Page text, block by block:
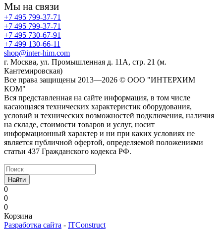
Мы на связи
+7 495 799-37-71
+7 495 799-37-71
+7 495 730-67-91
+7 499 130-66-11
shop@inter-him.com
г. Москва, ул. Промышленная д. 11А, стр. 21 (м.
Кантемировская)
Все права защищены 2013—2026 © OOO "ИНТЕРХИМ
КОМ"
Вся представленная на сайте информация, в том числе
касающаяся технических характеристик оборудования,
условий и технических возможностей подключения, наличия
на складе, стоимости товаров и услуг, носит
информационный характер и ни при каких условиях не
является публичной офертой, определяемой положениями
статьи 437 Гражданского кодекса РФ.
Найти
0
0
0
Корзина
Разработка сайта - ITConstruct